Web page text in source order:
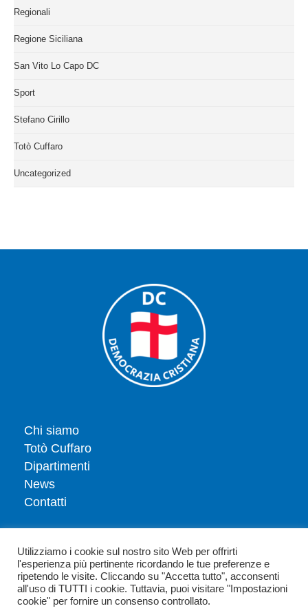
Regionali
Regione Siciliana
San Vito Lo Capo DC
Sport
Stefano Cirillo
Totò Cuffaro
Uncategorized
Chi siamo
Totò Cuffaro
Dipartimenti
News
Contatti
Dona
Privacy policy
Politica dei cookie
Utilizziamo i cookie sul nostro sito Web per offrirti
l'esperienza più pertinente ricordando le tue preferenze e
ripetendo le visite. Cliccando su "Accetta tutto", acconsenti
all'uso di TUTTI i cookie. Tuttavia, puoi visitare "Impostazioni
cookie" per fornire un consenso controllato.